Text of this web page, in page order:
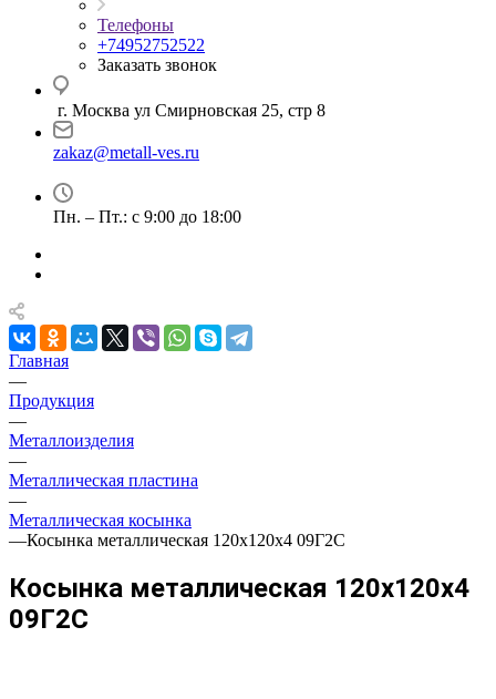
Телефоны
+74952752522
Заказать звонок
г. Москва ул Смирновская 25, стр 8
zakaz@metall-ves.ru
Пн. – Пт.: с 9:00 до 18:00
Главная
—
Продукция
—
Металлоизделия
—
Металлическая пластина
—
Металлическая косынка
—Косынка металлическая 120х120х4 09Г2С
Косынка металлическая 120х120х4
09Г2С